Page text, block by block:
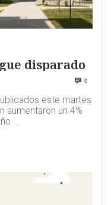
disparado
0
este martes
aumentaron un 4%
...